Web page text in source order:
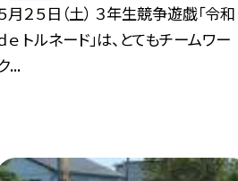
月２５日（土） ３年生競争遊戯「令和
ｅ トルネード」は、とてもチームワー
...